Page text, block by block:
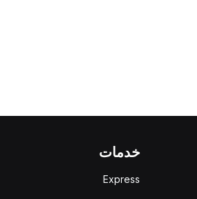
خدمات
Express